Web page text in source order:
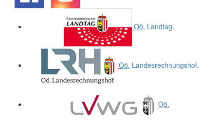
Oö. Landtag.
Oö. Landesrechnungshof.
Oö.